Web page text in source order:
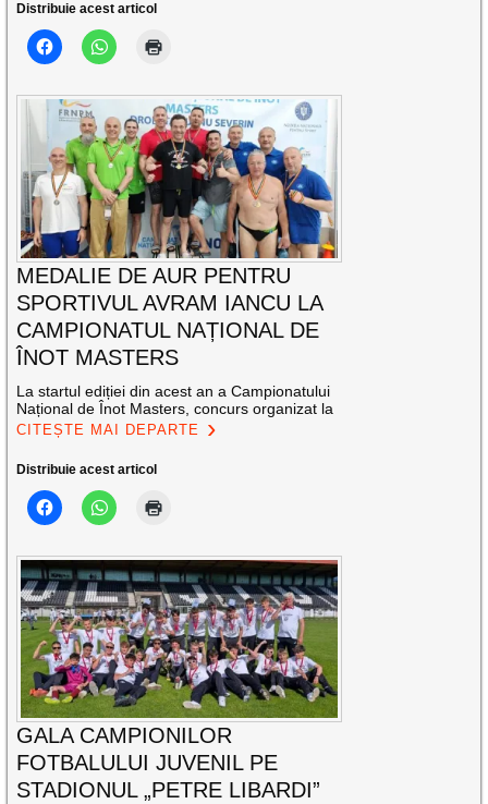
Distribuie acest articol
MEDALIE DE AUR PENTRU
SPORTIVUL AVRAM IANCU LA
CAMPIONATUL NAȚIONAL DE
ÎNOT MASTERS
La startul ediției din acest an a Campionatului
Național de Înot Masters, concurs organizat la
CITEȘTE MAI DEPARTE
Distribuie acest articol
GALA CAMPIONILOR
FOTBALULUI JUVENIL PE
STADIONUL „PETRE LIBARDI”